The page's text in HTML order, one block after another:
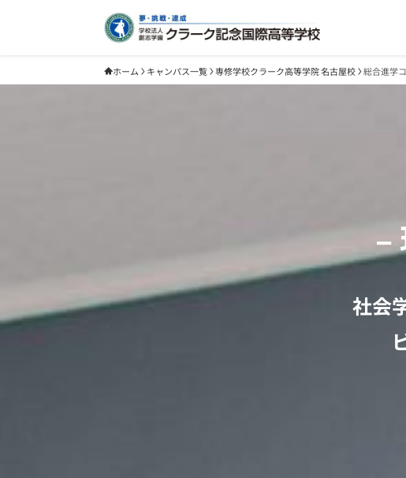
ホーム キャンパス一覧 専修学校クラーク高等学院 名古屋校 総合進学
–
社会